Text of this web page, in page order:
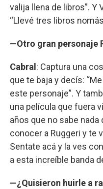
valija llena de libros”. Y
“Llevé tres libros
—Otro gran personaje
Cabral : Captura una
que te baja y decís:
este personaje”. Y
una película que fuera
años que no sabe nada
conocer a Ruggeri y te
Sentate acá y la ves
a esta increíble banda
—¿Quisieron huirle a